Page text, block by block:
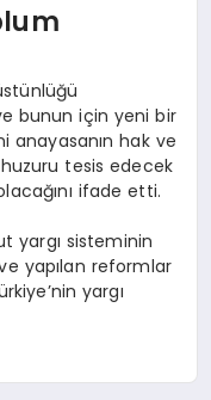
bunun için yeni bir
anayasanın hak ve
huzuru tesis edecek
ifade etti.
yargı sisteminin
yapılan reformlar
yargı